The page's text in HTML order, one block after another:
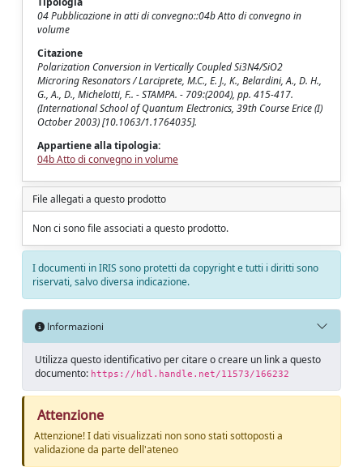
04 Pubblicazione in atti di convegno::04b Atto di convegno in
volume
Citazione
Polarization Conversion in Vertically Coupled Si3N4/SiO2
Microring Resonators / Larciprete, M.C., E. J., K., Belardini, A., D. H.,
G., A., D., Michelotti, F.. - STAMPA. - 709:(2004), pp. 415-417.
(International School of Quantum Electronics, 39th Course Erice (I)
October 2003) [10.1063/1.1764035].
Appartiene alla tipologia:
04b Atto di convegno in volume
File allegati a questo prodotto
Non ci sono file associati a questo prodotto.
I documenti in IRIS sono protetti da copyright e tutti i diritti sono
riservati, salvo diversa indicazione.
Informazioni
Utilizza questo identificativo per citare o creare un link a questo
documento: https://hdl.handle.net/11573/166232
Attenzione
Attenzione! I dati visualizzati non sono stati sottoposti a
validazione da parte dell'ateneo